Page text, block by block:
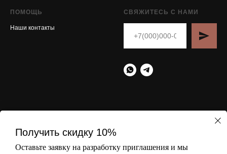
Получить скидку 10%
Оставьте заявку на разработку приглашения и мы
ПОМОЩЬ
Наши контакты
СВЯЖИТЕСЬ С НАМИ
Политика
конфиденциальности